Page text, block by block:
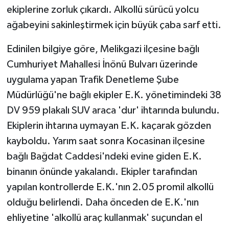
ekiplerine zorluk çıkardı. Alkollü sürücü yolcu
ağabeyini sakinleştirmek için büyük çaba sarf etti.
Edinilen bilgiye göre, Melikgazi ilçesine bağlı
Cumhuriyet Mahallesi İnönü Bulvarı üzerinde
uygulama yapan Trafik Denetleme Şube
Müdürlüğü'ne bağlı ekipler E.K. yönetimindeki 38
DV 959 plakalı SUV araca 'dur' ihtarında bulundu.
Ekiplerin ihtarına uymayan E.K. kaçarak gözden
kayboldu. Yarım saat sonra Kocasinan ilçesine
bağlı Bağdat Caddesi'ndeki evine giden E.K.
binanın önünde yakalandı. Ekipler tarafından
yapılan kontrollerde E.K.'nın 2.05 promil alkollü
olduğu belirlendi. Daha önceden de E.K.'nın
ehliyetine 'alkollü araç kullanmak' suçundan el